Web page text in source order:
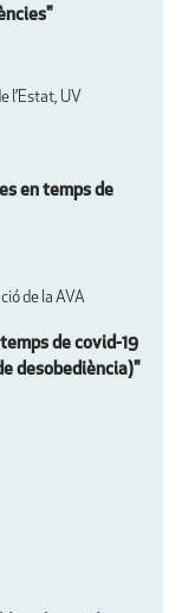
l’Estat, UV
en temps de
de la AVA
de covid-19
desobediència)"